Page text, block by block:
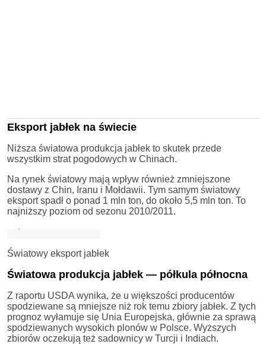
Eksport jabłek na świecie
Niższa światowa produkcja jabłek to skutek przede
wszystkim strat pogodowych w Chinach.
Na rynek światowy mają wpływ również zmniejszone
dostawy z Chin, Iranu i Mołdawii. Tym samym światowy
eksport spadł o ponad 1 mln ton, do około 5,5 mln ton. To
najniższy poziom od sezonu 2010/2011.
Światowy eksport jabłek
Światowa produkcja jabłek — półkula północna
Z raportu USDA wynika, że u większości producentów
spodziewane są mniejsze niż rok temu zbiory jabłek. Z tych
prognoz wyłamuje się Unia Europejska, głównie za sprawą
spodziewanych wysokich plonów w Polsce. Wyższych
zbiorów oczekują też sadownicy w Turcji i Indiach.